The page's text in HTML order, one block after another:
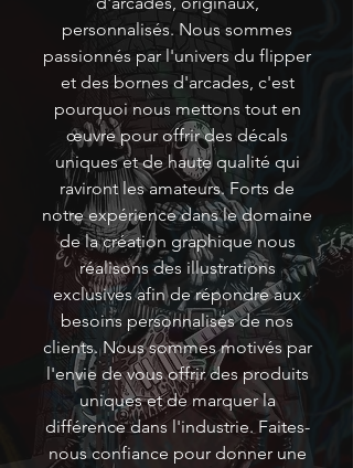
personnalisés. Nous sommes
passionnés par l'univers du flipper
et des bornes d'arcades, c'est
pourquoi nous mettons tout en
œuvre pour offrir des décals
uniques et de haute qualité qui
raviront les amateurs. Forts de
notre expérience dans le domaine
de la création graphique nous
réalisons des illustrations
exclusives afin de répondre aux
besoins personnalisés de nos
clients. Nous sommes motivés par
l'envie de vous offrir des produits
uniques et de marquer la
différence dans l'industrie. Faites-
nous confiance pour donner une